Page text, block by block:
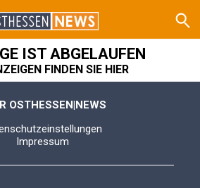
IST ABGELAUFEN
FINDEN SIE HIER
OSTHESSEN|NEWS
Impressum